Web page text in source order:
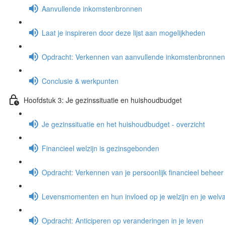
Aanvullende inkomstenbronnen
Laat je inspireren door deze lijst aan mogelijkheden
Opdracht: Verkennen van aanvullende inkomstenbronnen
Conclusie & werkpunten
Hoofdstuk 3: Je gezinssituatie en huishoudbudget
Je gezinssituatie en het huishoudbudget - overzicht
Financieel welzijn is gezinsgebonden
Opdracht: Verkennen van je persoonlijk financieel beheer
Levensmomenten en hun invloed op je welzijn en je
Opdracht: Anticiperen op veranderingen in je leven